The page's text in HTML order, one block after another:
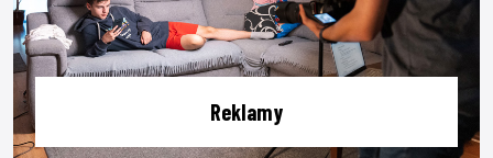
Reklamy